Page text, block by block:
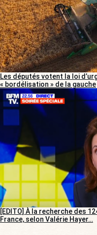
Les députés votent la loi
« bordélisation » de la gauche
[EDITO] À la recherche des
France, selon Valérie Hayer…